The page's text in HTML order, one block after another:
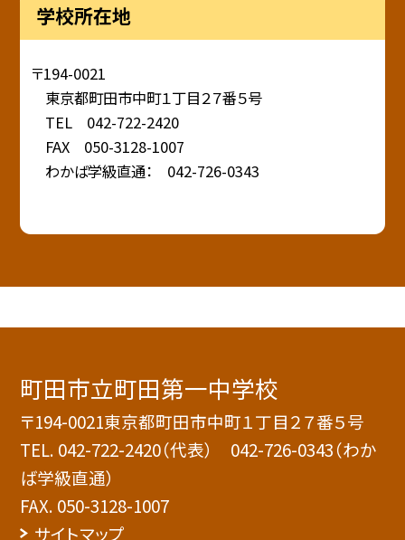
学校所在地
〒194-0021
東京都町田市中町１丁目２７番５号
TEL 042-722-2420
FAX 050-3128-1007
わかば学級直通： 042-726-0343
町田市立町田第一中学校
〒194-0021東京都町田市中町１丁目２７番５号
TEL. 042-722-2420（代表） 042-726-0343（わか
ば学級直通）
FAX. 050-3128-1007
サイトマップ